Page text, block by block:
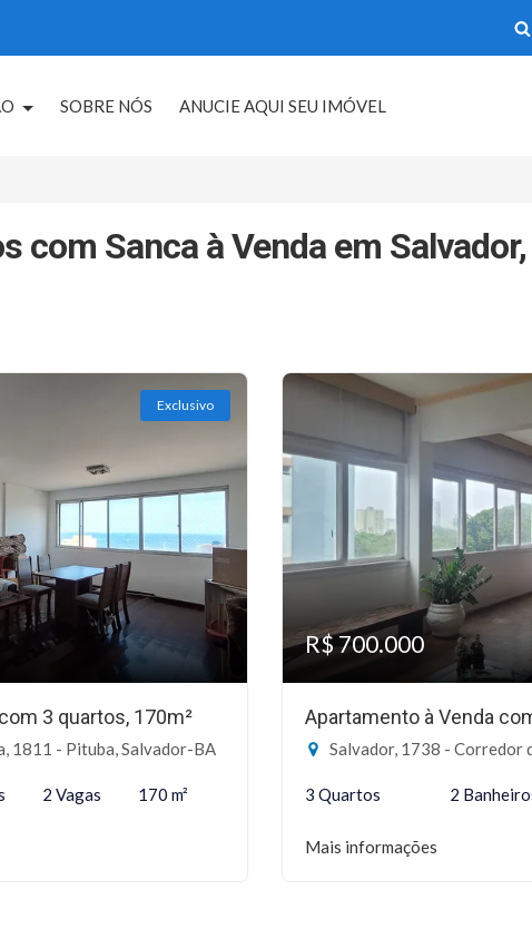
SOBRE NÓS ANUCIE AQUI SEU IMÓVEL
com Sanca à Venda em
Exclusivo
3 quartos, 170m²
1811 - Pituba, Salvador-BA
2 Vagas 170 m²
R$ 700.000
Apartamento à Venda
Salvador, 1738 - Corredor
3 Quartos 2
Mais informações